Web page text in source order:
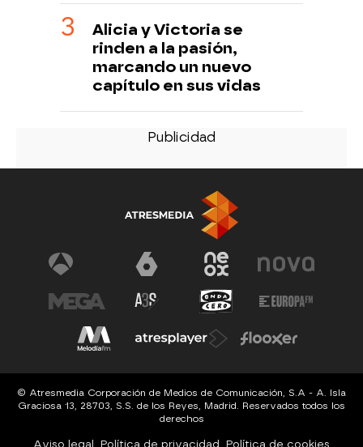
Alicia y Victoria se
rinden a la pasión,
marcando un nuevo
capítulo en sus vidas
© Atresmedia Corporación de Medios de Comunicación, S.A - A. Isla
Graciosa 13, 28703, S.S. de los Reyes, Madrid. Reservados todos los
derechos
Aviso legal Política de privacidad Política de cookies